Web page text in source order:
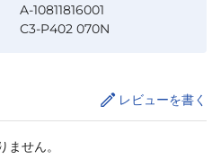
A-10811816001
C3-P402 070N
レビューを書く
せん。